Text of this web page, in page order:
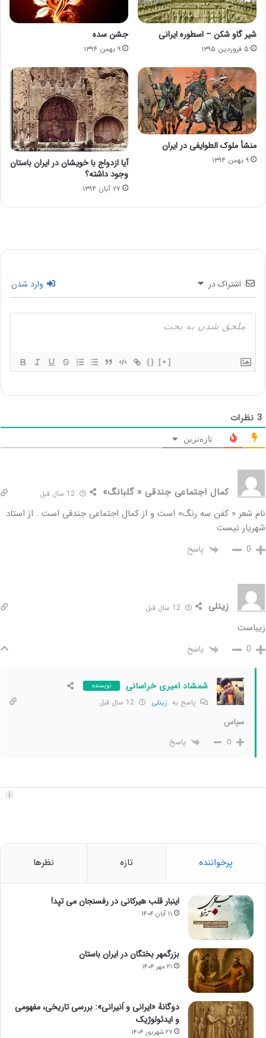
شیر گاو شکن – اسطوره ایرانی
۵ فروردین ۱۳۹۵
جشن سده
۹ بهمن ۱۳۹۴
منشأ ملوک الطوایفی در ایران
۹ بهمن ۱۳۹۴
آیا ازدواج با خویشان در ایران باستان
وجود داشته؟
۲۷ آبان ۱۳۹۴
اشتراک در وارد شدن
{} [+]
3 نظرات
تازه‌ترین
کمال اجتماعی جندقی « گلبانگ»
نام شعر « کفن سه رنگ» است و از کمال اجتماعی جندقی است . از استاد
شهریار نیست
0 پاسخ
زینلی 12 سال قبل
زیباست
0 پاسخ
شمشاد امیری خراسانی نویسنده
پاسخ به زینلی
سپاس
0 پاسخ
پرخواننده تازه نظرها
اینبار قلب هیرکانی در رفسنجان می تپد!
۱۱ آبان ۱۴۰۴
بزرگمهر بختگان در ایران باستان
۲۱ مهر ۱۴۰۴
دوگانهٔ «ایرانی و اَنیرانی»: بررسی تاریخی، مفهومی
و ایدئولوژیک
۲۷ شهریور ۱۴۰۴